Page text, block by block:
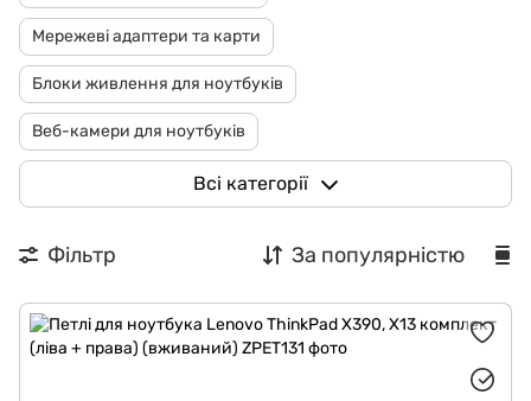
Мережеві адаптери та карти
Блоки живлення для ноутбуків
Веб-камери для ноутбуків
Вентилятори для ноутбуків Клавіатури для ноутбуків
Динаміки для ноутбука
Роз'єми живлення для ноутбуків
Всі категорії
Фільтр За популярністю
GAZIKAI
Онлайн · пошук техніки
Привіт! 👋 Я Gazik AI — допоможу
підібрати вживану комп'ютерну техніку.